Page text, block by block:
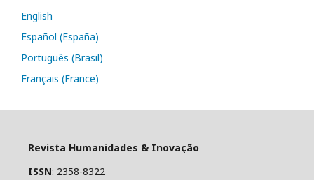
English
Español (España)
Português (Brasil)
Français (France)
Revista Humanidades & Inovação
ISSN: 2358-8322